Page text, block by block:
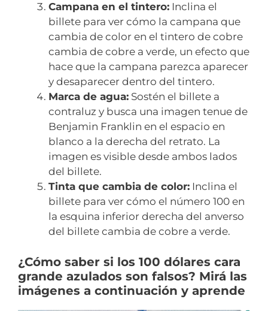
Campana en el tintero: Inclina el
billete para ver cómo la campana que
cambia de color en el tintero de cobre
cambia de cobre a verde, un efecto que
hace que la campana parezca aparecer
y desaparecer dentro del tintero.
Marca de agua: Sostén el billete a
contraluz y busca una imagen tenue de
Benjamin Franklin en el espacio en
blanco a la derecha del retrato. La
imagen es visible desde ambos lados
del billete.
Tinta que cambia de color: Inclina el
billete para ver cómo el número 100 en
la esquina inferior derecha del anverso
del billete cambia de cobre a verde.
¿Cómo saber si los 100 dólares cara
grande azulados son falsos? Mirá las
imágenes a continuación y aprende